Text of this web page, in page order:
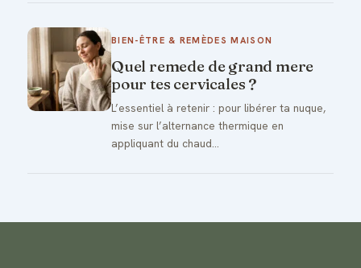
BIEN-ÊTRE & REMÈDES MAISON
Quel remede de grand mere
pour tes cervicales ?
L’essentiel à retenir : pour libérer ta nuque,
mise sur l’alternance thermique en
appliquant du chaud…